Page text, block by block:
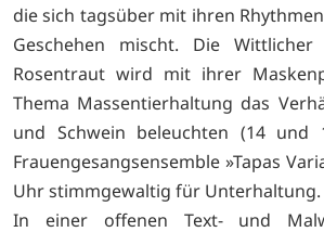
die sich tagsüber mit ihren
Geschehen mischt. Die
Rosentraut wird mit ihrer
Thema Massentierhaltung das
und Schwein beleuchten (14
Frauengesangsensemble »Tapas
Uhr stimmgewaltig für Unterhaltung.
In einer offenen Text- und